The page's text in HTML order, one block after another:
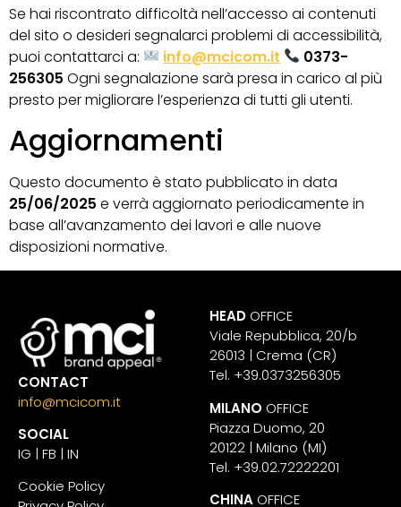
Se hai riscontrato difficoltà nell’accesso ai contenuti
del sito o desideri segnalarci problemi di accessibilità,
puoi contattarci a:
info@mcicom.it
0373-
256305 Ogni segnalazione sarà presa in carico al più
presto per migliorare l’esperienza di tutti gli utenti.
Aggiornamenti
Questo documento è stato pubblicato in data
25/06/2025 e verrà aggiornato periodicamente in
base all’avanzamento dei lavori e alle nuove
disposizioni normative.
CONTACT
info@mcicom.it
SOCIAL
IG | FB | IN
Cookie Policy
HEAD OFFICE
Viale Repubblica, 20/b
26013 | Crema (CR)
Tel. +39.0373256305
MILANO OFFICE
Piazza Duomo, 20
20122 | Milano (MI)
Tel. +39.02.72222201
CHINA OFFICE